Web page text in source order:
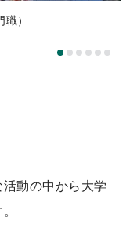
動の中から大学